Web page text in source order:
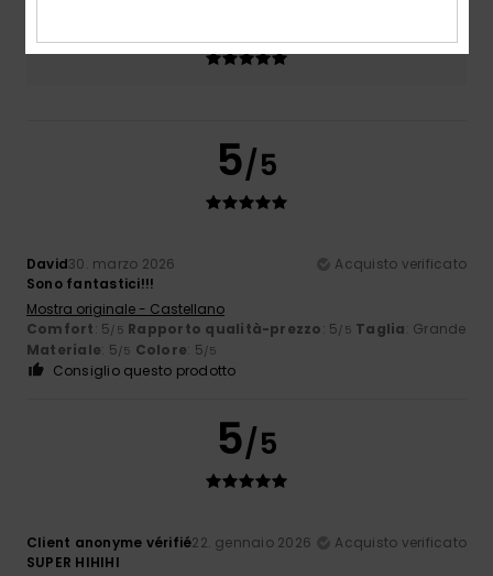
5.0
5/5
David30. marzo 2026
Acquisto verificato
Sono fantastici!!!
Mostra originale - Castellano
Comfort: 5/5 Rapporto qualità-prezzo: 5/5 Taglia: Grande
Materiale: 5/5 Colore: 5/5
Consiglio questo prodotto
5/5
Client anonyme vérifié22. gennaio 2026
Acquisto verificato
SUPER HIHIHI